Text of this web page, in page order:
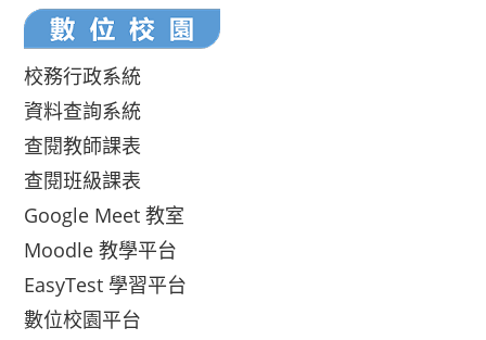
校務行政系統
資料查詢系統
查閱教師課表
查閱班級課表
Google Meet 教室
Moodle 教學平台
EasyTest 學習平台
數位校園平台